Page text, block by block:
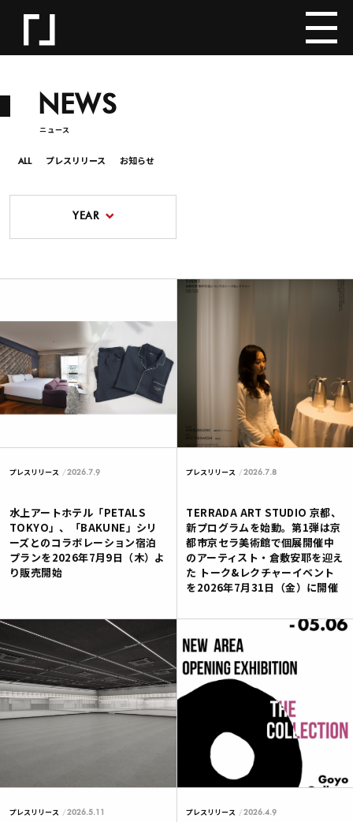
NEWS
ニュース
ALL プレスリリース お知らせ
YEAR
プレスリリース 2026.7.9
水上アートホテル「PETALS
TOKYO」、「BAKUNE」シリ
ーズとのコラボレーション宿泊
プランを2026年7月9日（木）よ
り販売開始
プレスリリース 2026.7.8
TERRADA ART STUDIO 京都、
新プログラムを始動。第1弾は京
都市京セラ美術館で個展開催中
のアーティスト・倉敷安耶を迎え
た トーク&レクチャーイベント
を2026年7月31日（金）に開催
プレスリリース 2026.5.11 プレスリリース 2026.4.9